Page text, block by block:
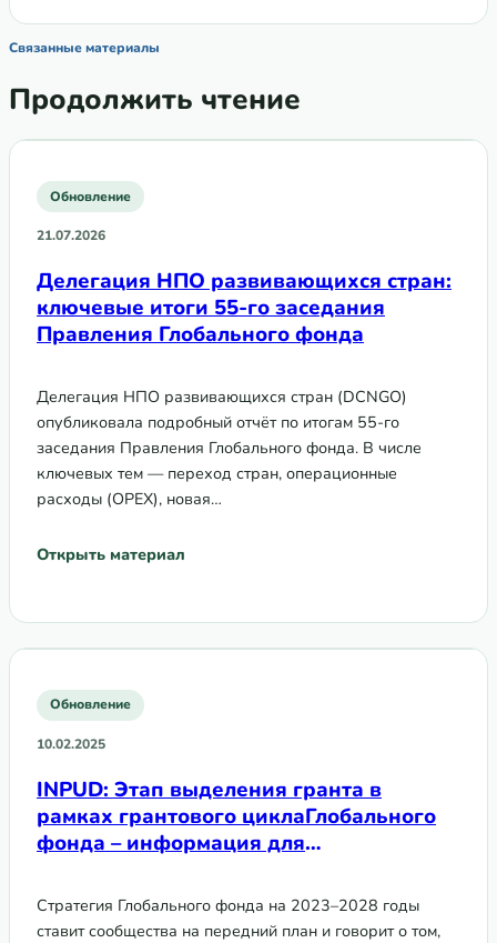
Связанные материалы
Продолжить чтение
Обновление
21.07.2026
Делегация НПО развивающихся стран:
ключевые итоги 55-го заседания
Правления Глобального фонда
Делегация НПО развивающихся стран (DCNGO)
опубликовала подробный отчёт по итогам 55-го
заседания Правления Глобального фонда. В числе
ключевых тем — переход стран, операционные
расходы (OPEX), новая…
Открыть материал
Обновление
10.02.2025
INPUD: Этап выделения гранта в
рамках грантового циклаГлобального
фонда – информация для
Стратегия Глобального фонда на 2023–2028 годы
ставит сообщества на передний план и говорит о том,